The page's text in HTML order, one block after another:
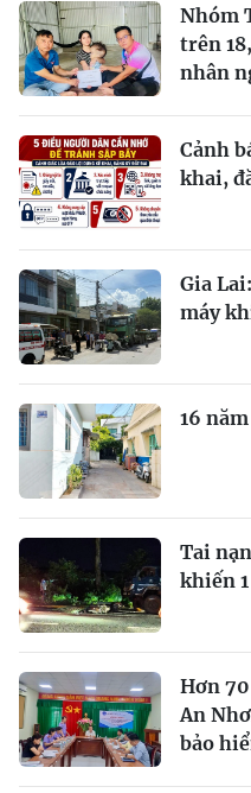
Nhóm
trên
nhân
Cảnh
khai,
Gia
máy
16
Tai
khiến
Hơn
An
bảo